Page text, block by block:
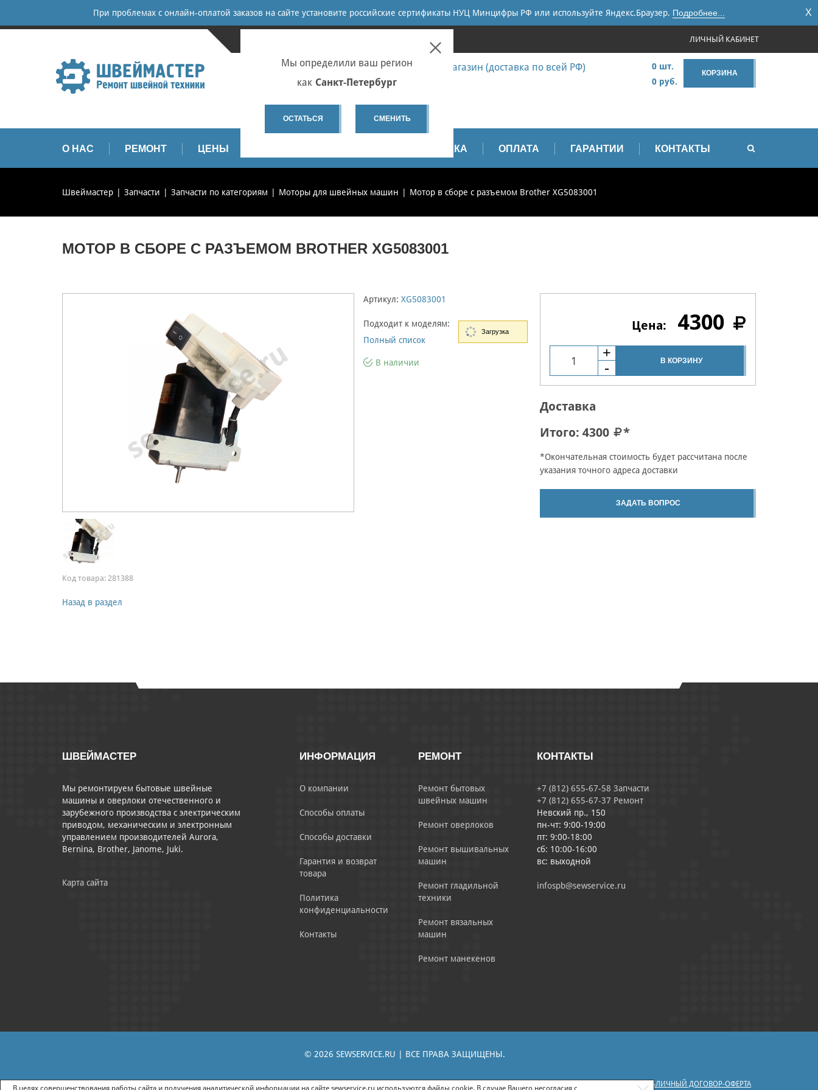
При проблемах с онлайн-оплатой заказов на сайте установите российские сертификаты НУЦ Минцифры РФ или используйте Яндекс.Браузер. Подробнее... X
Мы определили ваш регион
как Санкт-Петербург
ОСТАТЬСЯ СМЕНИТЬ
ЛИЧНЫЙ КАБИНЕТ
+7 (812) 655-67-58 Запчасти - интернет-магазин (доставка по всей РФ)
+7 (812) 655-67-37 Ремонт
infospb@sewservice.ru
КОРЗИНА
0 шт.
0 руб.
О НАС РЕМОНТ ЦЕНЫ ДОСТАВКА ОПЛАТА ГАРАНТИИ КОНТАКТЫ
Швеймастер Запчасти Запчасти по категориям Моторы для швейных машин Мотор в сборе с разъемом Brother XG5083001
МОТОР В СБОРЕ С РАЗЪЕМОМ BROTHER XG5083001
Код товара: 281388
Назад в раздел
Артикул: XG5083001
Подходит к моделям:
Полный список
В наличии
4300
В КОРЗИНУ
Доставка
Итого: 4300 *
*Окончательная стоимость будет рассчитана после
указания точного адреса доставки
ЗАДАТЬ ВОПРОС
ШВЕЙМАСТЕР
Мы ремонтируем бытовые швейные
машины и оверлоки отечественного и
зарубежного производства с электрическим
приводом, механическим и электронным
управлением производителей Aurora,
Bernina, Brother, Janome, Juki.
Карта сайта
ИНФОРМАЦИЯ
О компании
Способы оплаты
Способы доставки
Гарантия и возврат
товара
Политика
конфиденциальности
Контакты
РЕМОНТ
Ремонт бытовых
швейных машин
Ремонт оверлоков
Ремонт вышивальных
машин
Ремонт гладильной
техники
Ремонт вязальных
машин
Ремонт манекенов
КОНТАКТЫ
+7 (812) 655-67-58 Запчасти
+7 (812) 655-67-37 Ремонт
Невский пр., 150
пн-чт: 9:00-19:00
пт: 9:00-18:00
сб: 10:00-16:00
вс: выходной
infospb@sewservice.ru
© 2026 SEWSERVICE.RU | ВСЕ ПРАВА ЗАЩИЩЕНЫ.
ПОЛИТИКА КОНФИДЕНЦИАЛЬНОСТИ | СОГЛАСИЕ НА ПОЛУЧЕНИЕ РЕКЛАМНО-ИНФОРМАЦИОННЫХ МАТЕРИАЛОВ | СОГЛАСИЕ НА ОБРАБОТКУ ПЕРСОНАЛЬНЫХ ДАННЫХ | ПУБЛИЧНЫЙ ДОГОВОР-ОФЕРТА
В целях совершенствования работы сайта и получения аналитической информации на сайте sewservice.ru используются файлы cookie. В случае Вашего несогласия с
Загрузка